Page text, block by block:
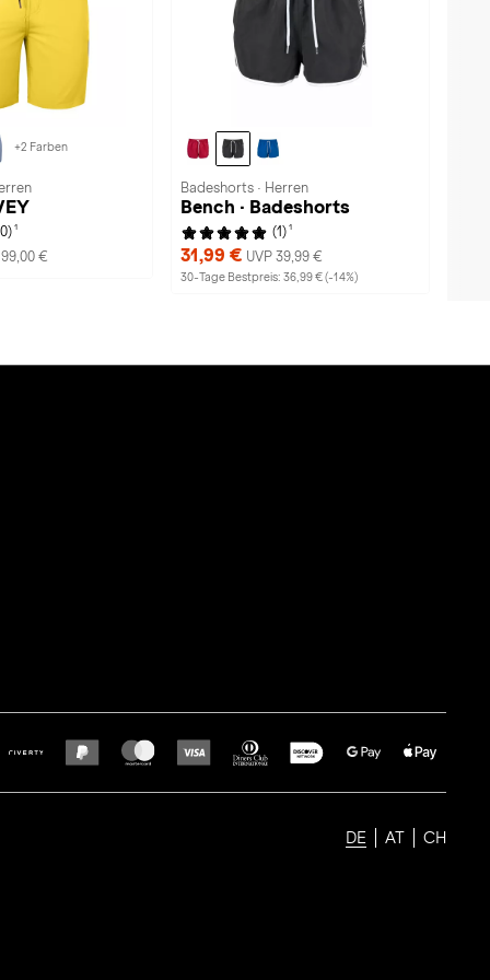
+2 Farben
1
€
Badeshorts · Herren
Bench · Badeshorts
(1) 1
31,99 € UVP 39,99 €
30-Tage Bestpreis: 36,99 € (-14%)
DE AT CH